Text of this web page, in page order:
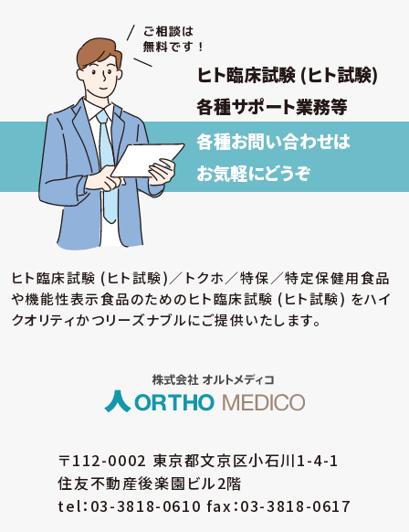
ヒト臨床試験 (ヒト試験)
各種サポート業務等
各種お問い合わせは
お気軽にどうぞ
ヒト臨床試験 (ヒト試験)／トクホ／特保／特定保健用食品
や機能性表示食品のためのヒト臨床試験 (ヒト試験) をハイ
クオリティかつリーズナブルにご提供いたします。
〒112-0002 東京都文京区小石川1-4-1
住友不動産後楽園ビル2階
tel：03-3818-0610 fax：03-3818-0617